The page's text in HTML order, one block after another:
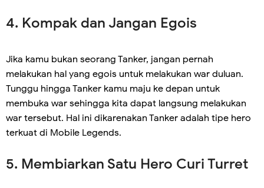
4. Kompak dan Jangan Egois
Jika kamu bukan seorang Tanker, jangan pernah
melakukan hal yang egois untuk melakukan war duluan.
Tunggu hingga Tanker kamu maju ke depan untuk
membuka war sehingga kita dapat langsung melakukan
war tersebut. Hal ini dikarenakan Tanker adalah tipe hero
terkuat di Mobile Legends.
5. Membiarkan Satu Hero Curi Turret